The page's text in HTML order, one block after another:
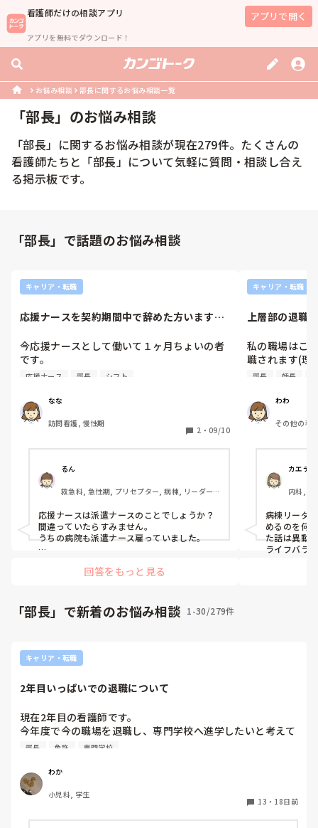
看護師だけの相談アプリ
アプリを無料でダウンロード！
アプリで開く
お悩み相談 部長に関するお悩み相談一覧
「部長」のお悩み相談
「部長 」に関するお悩み相談が現在279件。たくさんの
看護師たちと「部長 」について気軽に質問・相談し合え
る掲示板です。
「部長」で話題のお悩み相談
キャリア・転職
応援ナースを契約期間中で辞めた方います
今応援ナースとして働いて１ヶ月ちょいの者
です。
精神的しんどくてもう辞めたいと思ってま
フトがすでに決まっていることから辞めるの
も気まずいです。
応援ナースを契約期間未満で辞めた方いたら
どのようにして辞めたか、流れを聞きたいで
す。よろしくお願いします。（師長、部長と
面談はあったか、決まってるシフトはやって
辞めたのか、スタッフの反応、など)
応援ナース 部長 シフト
なな
訪問看護, 慢性期
2 ・ 09/10
るん
救急科, 急性期, プリセプター, 病棟, リーダー,
応援ナースは派遣ナースのことでしょうか？
間違っていたらすみません。
うちの病院も派遣ナース雇っていました。
紹介会社、その職場の師長さんに伝えて辞め
回答をもっと見る
キャリア・転職
上層部の退職
私の職場はこ
職されます(理
人さんと上司
はよく聞きま
る事なのでし
しょうか？
みなさんの病
部長 師長
わわ
その他の科,
カエデ
内科, 精
病棟リーダ
めるのを何
た話は異動
ライフバラ
「部長」で新着のお悩み相談 1-30/279件
キャリア・転職
2年目いっぱいでの退職について
現在2年目の看護師です。
今年度で今の職場を退職し、専門学校へ進学したいと考えて
います。
す。
師長やスタッフにどのように伝えるか迷っています🥲
①職場に伝えずに受験を受ける
部長 免許 専門学校
わか
小児科, 学生
13 ・ 18日前